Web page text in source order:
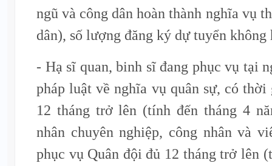
ngũ và công dân hoàn thành nghĩa vụ
dân), số lượng đăng ký dự tuyển không
- Hạ sĩ quan, binh sĩ đang phục vụ tại
pháp luật về nghĩa vụ quân sự, có
12 tháng trở lên (tính đến tháng 4
nhân chuyên nghiệp, công nhân và
phục vụ Quân đội đủ 12 tháng trở lên